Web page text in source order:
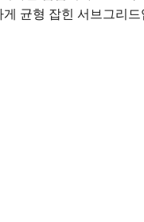
균형 잡힌 서브그리드